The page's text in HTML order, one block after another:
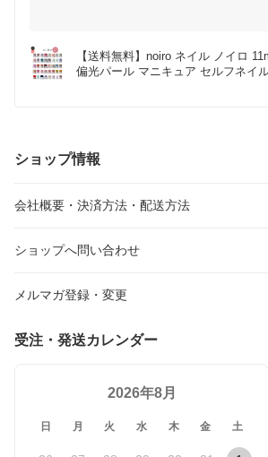
色艶がお気に召していただけたこと、さらに
おしゃれで大人っぽい指先の演出にお役立て
す。
【送料無料】noiro ネイル ノイロ
偏光パール マニキュア セルフネイ
ショップ情報
会社概要・決済方法・配送方法
ショップへ問い合わせ
メルマガ登録・変更
受注・発送カレンダー
2026年8月
日 月 火 水 木 金 土